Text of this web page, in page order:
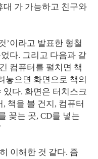
대 가 가능하고 친구와
’이라고 발표한 형철
다. 그리고 다음과 같
컴퓨터를 펼치면 책
놓으면 화면으로 책의
있다. 화면은 터치스크
책을 볼 건지, 컴퓨터
꽂는 곳, CD를 넣는
이해한 것 같다. 좀